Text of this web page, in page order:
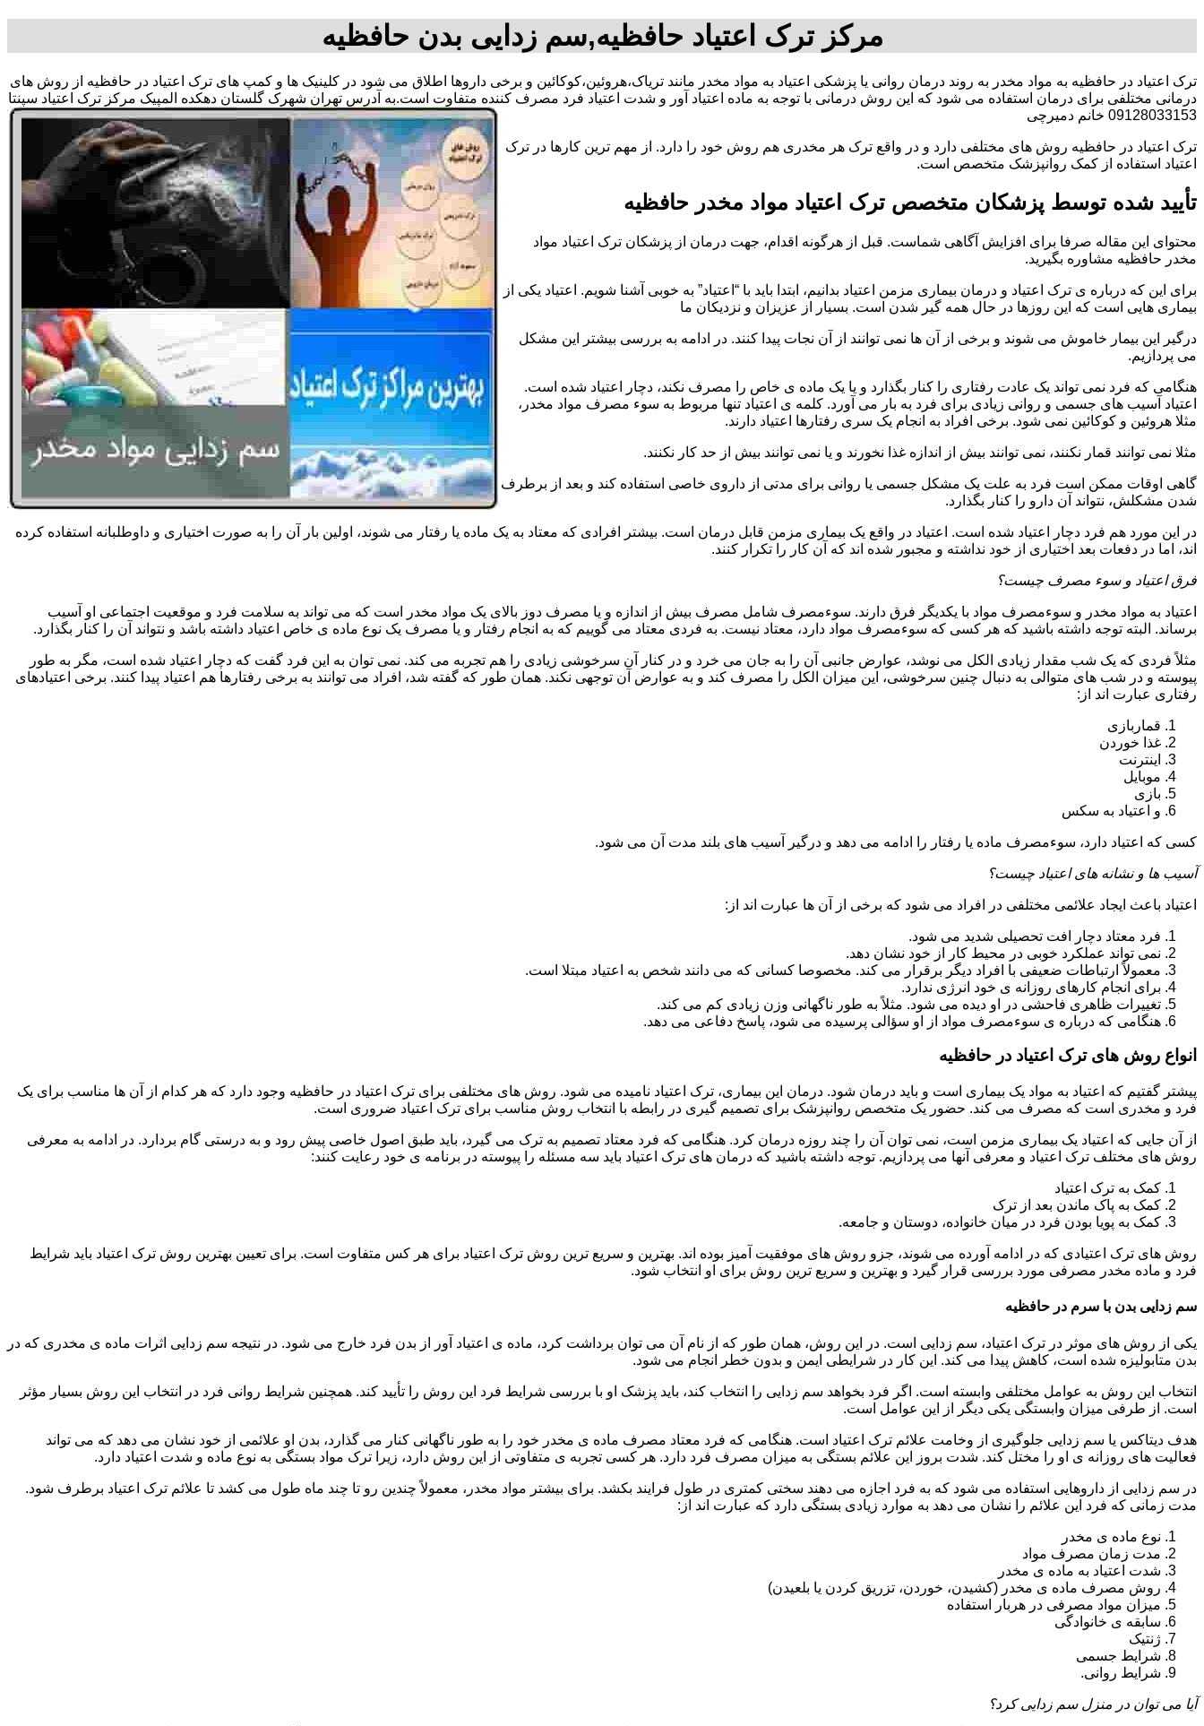
مرکز ترک اعتیاد حافظیه,سم زدایی بدن حافظیه
ترک اعتیاد در حافظیه به مواد مخدر به روند درمان روانی یا پزشکی اعتیاد به مواد مخدر مانند تریاک،هروئین،کوکائین و برخی داروها اطلاق می شود در کلینیک ها و کمپ های ترک اعتیاد در حافظیه از روش های
درمانی مختلفی برای درمان استفاده می شود که این روش درمانی با توجه به ماده اعتیاد آور و شدت اعتیاد فرد مصرف کننده متفاوت است.به آدرس تهران شهرک گلستان دهکده المپیک مرکز ترک اعتیاد سپنتا
09128033153 خانم دمیرچی
ترک اعتیاد در حافظیه روش های مختلفی دارد و در واقع ترک هر مخدری هم روش خود را دارد. از مهم ترین کارها در ترک
اعتیاد استفاده از کمک روانپزشک متخصص است.
تأیید شده توسط پزشکان متخصص ترک اعتیاد مواد مخدر حافظیه
محتوای این مقاله صرفا برای افزایش آگاهی شماست. قبل از هرگونه اقدام، جهت درمان از پزشکان ترک اعتیاد مواد
مخدر حافظیه مشاوره بگیرید.
برای این که درباره ی ترک اعتیاد و درمان بیماری مزمن اعتیاد بدانیم، ابتدا باید با “اعتیاد” به خوبی آشنا شویم. اعتیاد یکی از
بیماری هایی است که این روزها در حال همه گیر شدن است. بسیار از عزیزان و نزدیکان ما
درگیر این بیمار خاموش می شوند و برخی از آن ها نمی توانند از آن نجات پیدا کنند. در ادامه به بررسی بیشتر این مشکل
می پردازیم.
هنگامی که فرد نمی تواند یک عادت رفتاری را کنار بگذارد و یا یک ماده ی خاص را مصرف نکند، دچار اعتیاد شده است.
اعتیاد آسیب های جسمی و روانی زیادی برای فرد به بار می آورد. کلمه ی اعتیاد تنها مربوط به سوء مصرف مواد مخدر،
مثلا هروئین و کوکائین نمی شود. برخی افراد به انجام یک سری رفتارها اعتیاد دارند.
مثلا نمی توانند قمار نکنند، نمی توانند بیش از اندازه غذا نخورند و یا نمی توانند بیش از حد کار نکنند.
گاهی اوقات ممکن است فرد به علت یک مشکل جسمی یا روانی برای مدتی از داروی خاصی استفاده کند و بعد از برطرف
شدن مشکلش، نتواند آن دارو را کنار بگذارد.
در این مورد هم فرد دچار اعتیاد شده است. اعتیاد در واقع یک بیماری مزمن قابل درمان است. بیشتر افرادی که معتاد به یک ماده یا رفتار می شوند، اولین بار آن را به صورت اختیاری و داوطلبانه استفاده کرده
اند، اما در دفعات بعد اختیاری از خود نداشته و مجبور شده اند که آن کار را تکرار کنند.
فرق اعتیاد و سوء مصرف چیست؟
اعتیاد به مواد مخدر و سوءمصرف مواد با یکدیگر فرق دارند. سوءمصرف شامل مصرف بیش از اندازه و یا مصرف دوز بالای یک مواد مخدر است که می تواند به سلامت فرد و موقعیت اجتماعی او آسیب
برساند. البته توجه داشته باشید که هر کسی که سوءمصرف مواد دارد، معتاد نیست. به فردی معتاد می گوییم که به انجام رفتار و یا مصرف یک نوع ماده ی خاص اعتیاد داشته باشد و نتواند آن را کنار بگذارد.
مثلاً فردی که یک شب مقدار زیادی الکل می نوشد، عوارض جانبی آن را به جان می خرد و در کنار آن سرخوشی زیادی را هم تجربه می کند. نمی توان به این فرد گفت که دچار اعتیاد شده است، مگر به طور
پیوسته و در شب های متوالی به دنبال چنین سرخوشی، این میزان الکل را مصرف کند و به عوارض آن توجهی نکند. همان طور که گفته شد، افراد می توانند به برخی رفتارها هم اعتیاد پیدا کنند. برخی اعتیادهای
رفتاری عبارت اند از:
قماربازی
غذا خوردن
اینترنت
موبایل
بازی
و اعتیاد به سکس
کسی که اعتیاد دارد، سوءمصرف ماده یا رفتار را ادامه می دهد و درگیر آسیب های بلند مدت آن می شود.
آسیب ها و نشانه های اعتیاد چیست؟
اعتیاد باعث ایجاد علائمی مختلفی در افراد می شود که برخی از آن ها عبارت اند از:
فرد معتاد دچار افت تحصیلی شدید می شود.
نمی تواند عملکرد خوبی در محیط کار از خود نشان دهد.
معمولاً ارتباطات ضعیفی با افراد دیگر برقرار می کند. مخصوصا کسانی که می دانند شخص به اعتیاد مبتلا است.
برای انجام کارهای روزانه ی خود انرژی ندارد.
تغییرات ظاهری فاحشی در او دیده می شود. مثلاً به طور ناگهانی وزن زیادی کم می کند.
هنگامی که درباره ی سوءمصرف مواد از او سؤالی پرسیده می شود، پاسخ دفاعی می دهد.
انواع روش های ترک اعتیاد در حافظیه
پیشتر گفتیم که اعتیاد به مواد یک بیماری است و باید درمان شود. درمان این بیماری، ترک اعتیاد نامیده می شود. روش های مختلفی برای ترک اعتیاد در حافظیه وجود دارد که هر کدام از آن ها مناسب برای یک
فرد و مخدری است که مصرف می کند. حضور یک متخصص روانپزشک برای تصمیم گیری در رابطه با انتخاب روش مناسب برای ترک اعتیاد ضروری است.
از آن جایی که اعتیاد یک بیماری مزمن است، نمی توان آن را چند روزه درمان کرد. هنگامی که فرد معتاد تصمیم به ترک می گیرد، باید طبق اصول خاصی پیش رود و به درستی گام بردارد. در ادامه به معرفی
روش های مختلف ترک اعتیاد و معرفی آنها می پردازیم. توجه داشته باشید که درمان های ترک اعتیاد باید سه مسئله را پیوسته در برنامه ی خود رعایت کنند:
کمک به ترک اعتیاد
کمک به پاک ماندن بعد از ترک
کمک به پویا بودن فرد در میان خانواده، دوستان و جامعه.
روش های ترک اعتیادی که در ادامه آورده می شوند، جزو روش های موفقیت آمیز بوده اند. بهترین و سریع ترین روش ترک اعتیاد برای هر کس متفاوت است. برای تعیین بهترین روش ترک اعتیاد باید شرایط
فرد و ماده مخدر مصرفی مورد بررسی قرار گیرد و بهترین و سریع ترین روش برای او انتخاب شود.
سم زدایی بدن با سرم در حافظیه
یکی از روش های موثر در ترک اعتیاد، سم زدایی است. در این روش، همان طور که از نام آن می توان برداشت کرد، ماده ی اعتیاد آور از بدن فرد خارج می شود. در نتیجه سم زدایی اثرات ماده ی مخدری که در
بدن متابولیزه شده است، کاهش پیدا می کند. این کار در شرایطی ایمن و بدون خطر انجام می شود.
انتخاب این روش به عوامل مختلفی وابسته است. اگر فرد بخواهد سم زدایی را انتخاب کند، باید پزشک او با بررسی شرایط فرد این روش را تأیید کند. همچنین شرایط روانی فرد در انتخاب این روش بسیار مؤثر
است. از طرفی میزان وابستگی یکی دیگر از این عوامل است.
هدف دیتاکس یا سم زدایی جلوگیری از وخامت علائم ترک اعتیاد است. هنگامی که فرد معتاد مصرف ماده ی مخدر خود را به طور ناگهانی کنار می گذارد، بدن او علائمی از خود نشان می دهد که می تواند
فعالیت های روزانه ی او را مختل کند. شدت بروز این علائم بستگی به میزان مصرف فرد دارد. هر کسی تجربه ی متفاوتی از این روش دارد، زیرا ترک مواد بستگی به نوع ماده و شدت اعتیاد دارد.
در سم زدایی از داروهایی استفاده می شود که به فرد اجازه می دهند سختی کمتری در طول فرایند بکشد. برای بیشتر مواد مخدر، معمولاً چندین رو تا چند ماه طول می کشد تا علائم ترک اعتیاد برطرف شود.
مدت زمانی که فرد این علائم را نشان می دهد به موارد زیادی بستگی دارد که عبارت اند از:
نوع ماده ی مخدر
مدت زمان مصرف مواد
شدت اعتیاد به ماده ی مخدر
روش مصرف ماده ی مخدر (کشیدن، خوردن، تزریق کردن یا بلعیدن)
میزان مواد مصرفی در هربار استفاده
سابقه ی خانوادگی
ژنتیک
شرایط جسمی
شرایط روانی.
آیا می توان در منزل سم زدایی کرد؟